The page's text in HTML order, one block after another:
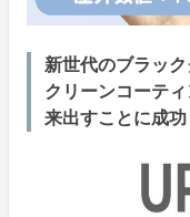
新世代のブラッ
クリーンコーテ
来出すことに成功